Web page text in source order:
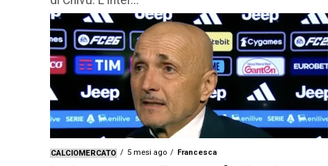
CALCIOMERCATO 5 mesi ago Francesca